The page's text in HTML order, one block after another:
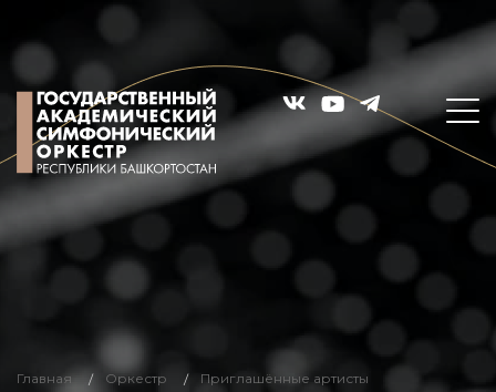
Главная Оркестр Приглашённые артисты